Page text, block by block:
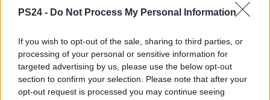
PS24 - Do Not Process My Personal Information
If you wish to opt-out of the sale, sharing to third parties, or
processing of your personal or sensitive information for
targeted advertising by us, please use the below opt-out
section to confirm your selection. Please note that after your
opt-out request is processed you may continue seeing